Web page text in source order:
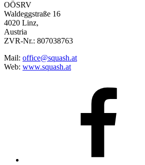
OÖSRV
Waldeggstraße 16
4020 Linz,
Austria
ZVR-Nr.: 807038763
Mail: office@squash.at
Web: www.squash.at